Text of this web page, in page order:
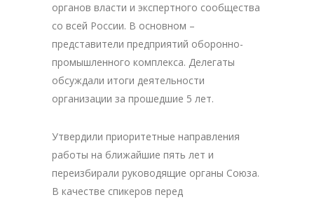
органов власти и экспертного сообщества
со всей России. В основном –
представители предприятий оборонно-
промышленного комплекса. Делегаты
обсуждали итоги деятельности
организации за прошедшие 5 лет.
Утвердили приоритетные направления
работы на ближайшие пять лет и
переизбирали руководящие органы Союза.
В качестве спикеров перед